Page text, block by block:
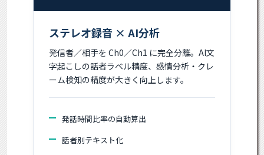
ステレオ録音 × AI分析
発信者／相手を Ch0／Ch1 に完全分離。AI文
字起こしの話者ラベル精度、感情分析・クレ
ーム検知の精度が大きく向上します。
発話時間比率の自動算出
話者別テキスト化